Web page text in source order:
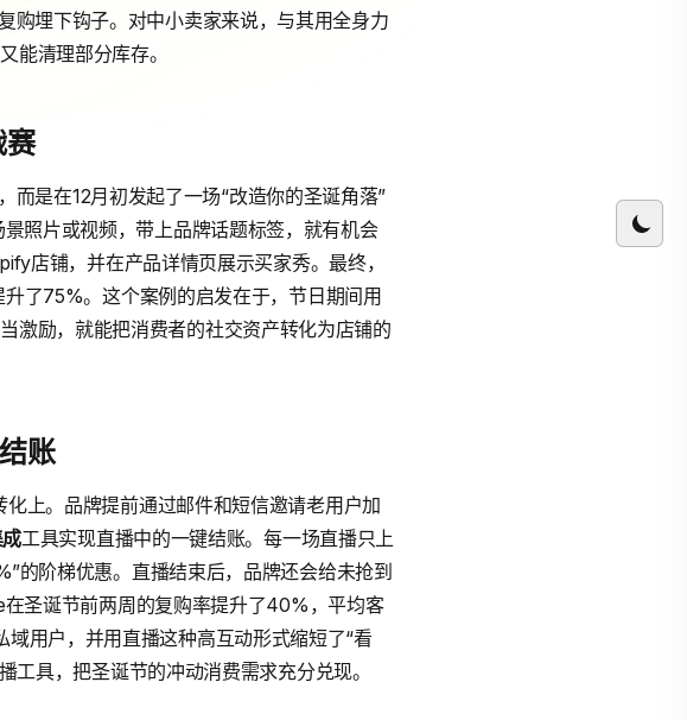
购埋下钩子。对中小卖家来说，与其用全身力
能清理部分库存。
是在12月初发起了一场“改造你的圣诞角落”
照片或视频，带上品牌话题标签，就有机会
店铺，并在产品详情页展示买家秀。最终，
了75%。这个案例的启发在于，节日期间用
激励，就能把消费者的社交资产转化为店铺的
账
上。品牌提前通过邮件和短信邀请老用户加
工具实现直播中的一键结账。每一场直播只上
的阶梯优惠。直播结束后，品牌还会给未抢到
圣诞节前两周的复购率提升了40%，平均客
用户，并用直播这种高互动形式缩短了“看
具，把圣诞节的冲动消费需求充分兑现。